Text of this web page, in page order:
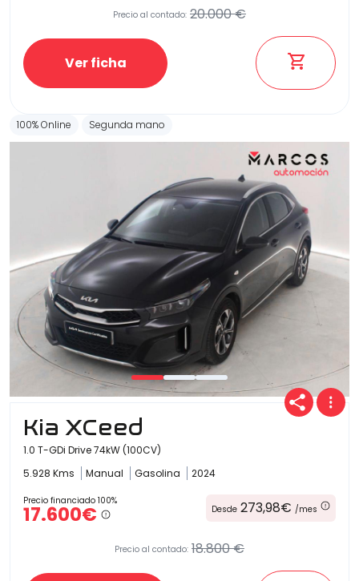
Precio al contado: 20.000 €
Ver ficha
100% Online Segunda mano
Kia XCeed
1.0 T-GDi Drive 74kW (100CV)
5.928 Kms
Manual Gasolina 2024
Precio financiado 100%
17.600€ Desde 273,98€ /mes
Precio al contado: 18.800 €